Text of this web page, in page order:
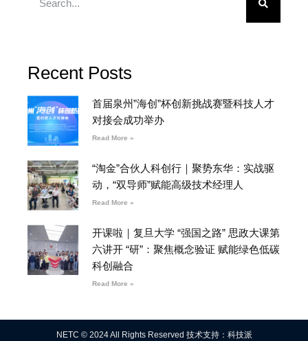
Recent Posts
首届泉州”海创”杯创新挑战赛暨科技人才
对接会成功举办
Read More »
“淘金”合伙人科创行｜聚势东华：实战驱
动，“双导师”赋能高级技术经理人
Read More »
开课啦｜复旦大学 “强国之路” 思政大课第
六讲开 “研”：聚焦概念验证 赋能绿色低碳
科创融合
Read More »
NETC © 2024 All Rights Reserved 技术支持：科技派